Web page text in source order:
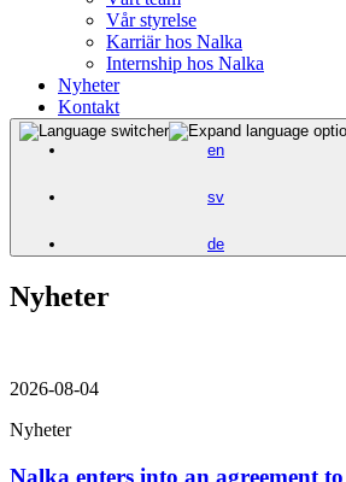
Vår styrelse
Karriär hos Nalka
Internship hos Nalka
Nyheter
Kontakt
en
sv
de
Nyheter
2026-08-04
Nyheter
Nalka enters into an agreement